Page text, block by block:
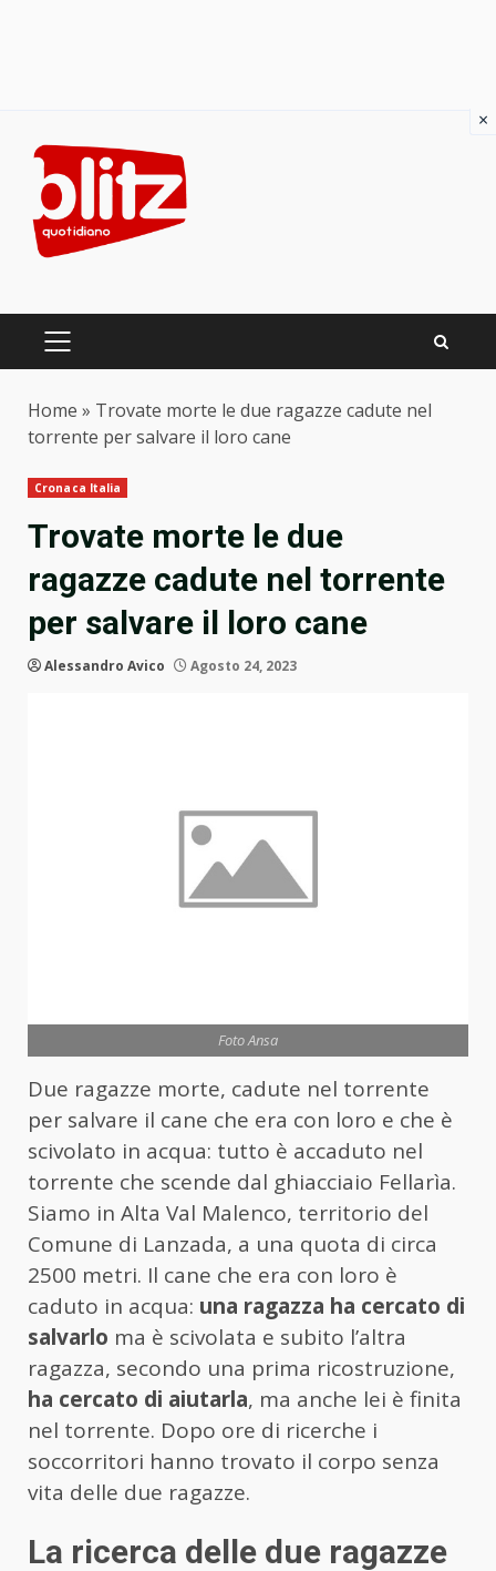
content
PRIMARY
Home » Trovate morte le due ragazze cadute nel
torrente per salvare il loro cane
Cronaca Italia
Trovate morte le due
ragazze cadute nel torrente
per salvare il loro cane
Alessandro Avico Agosto 24, 2023
Foto Ansa
Due ragazze morte, cadute nel torrente
per salvare il cane che era con loro e che è
scivolato in acqua: tutto è accaduto nel
torrente che scende dal ghiacciaio Fellarìa.
Siamo in Alta Val Malenco, territorio del
Comune di Lanzada, a una quota di circa
2500 metri. Il cane che era con loro è
caduto in acqua: una ragazza ha cercato di
salvarlo ma è scivolata e subito l’altra
ragazza, secondo una prima ricostruzione,
ha cercato di aiutarla, ma anche lei è finita
nel torrente. Dopo ore di ricerche i
soccorritori hanno trovato il corpo senza
vita delle due ragazze.
La ricerca delle due ragazze
×